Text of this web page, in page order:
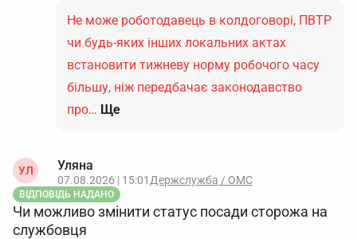
Не може роботодавець в колдоговорі, ПВТР
чи будь-яких інших локальних актах
встановити тижневу норму робочого часу
більшу, ніж передбачає законодавство
про… Ще
УЛ Уляна
07.08.2026 | 15:01 Держслужба / ОМС
ВІДПОВІДЬ НАДАНО
Чи можливо змінити статус посади сторожа на
службовця